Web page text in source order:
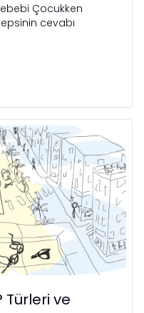
Çocukken
cevabı
Türleri ve